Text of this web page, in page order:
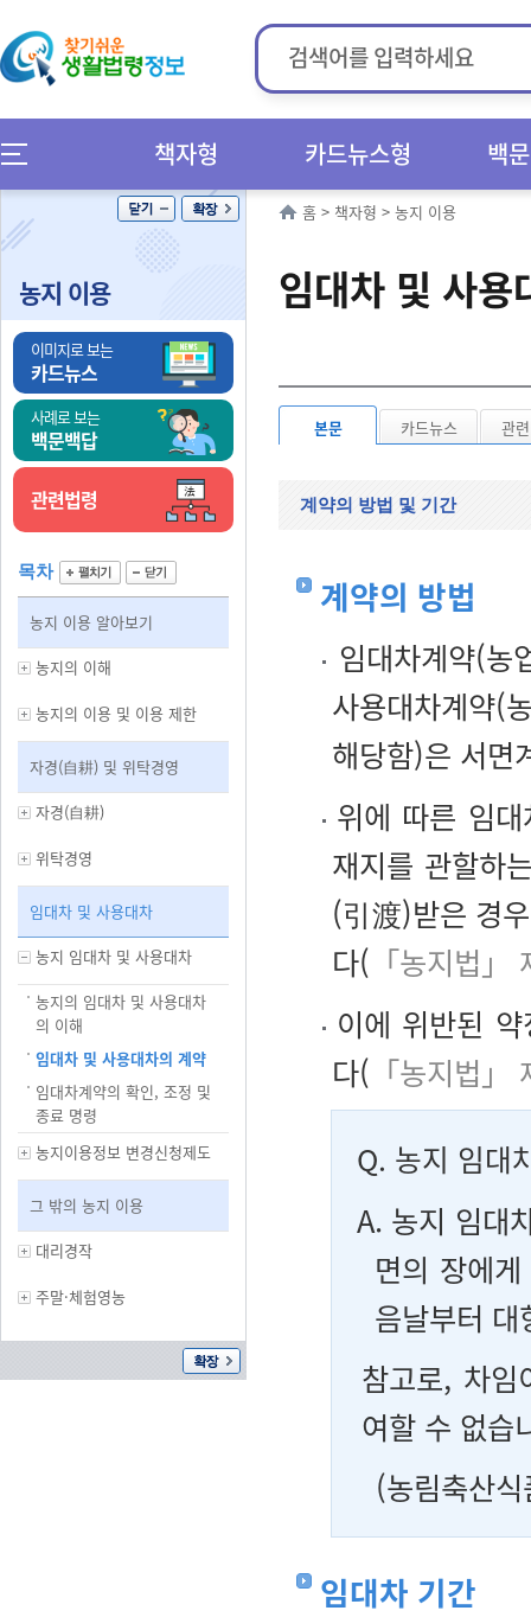
책자형 카드뉴스형 백
농지 이용
이미지로 보는
카드뉴스
사례로 보는
백문백답
관련법령
목차
농지 이용 알아보기
농지의 이해
농지의 이용 및 이용 제한
자경(自耕) 및 위탁경영
자경(自耕)
위탁경영
임대차 및 사용대차
농지 임대차 및 사용대차
농지의 임대차 및 사용대차
의 이해
임대차 및 사용대차의 계약
임대차계약의 확인, 조정 및
종료 명령
농지이용정보 변경신청제도
그 밖의 농지 이용
대리경작
주말·체험영농
홈 > 책자형 > 농지 이용
임대차 및 사용
본문 카드뉴스 관
계약의 방법 및 기간
계약의 방법
임대차계약(
사용대차계약(
해당함)은 서면
위에 따른 임
재지를 관할하
(引渡)받은 경
다( 「농지법」
이에 위반된
다( 「농지법
Q. 농지 임대
A. 농지 임대
면의 장에
음날부터
참고로, 차임
여할 수 없습
(농림축산
임대차 기간